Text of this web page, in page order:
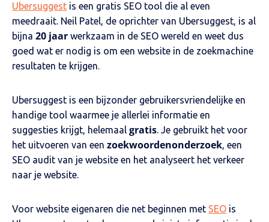
Ubersuggest is een gratis SEO tool die al even
meedraait. Neil Patel, de oprichter van Ubersuggest, is al
bijna 20 jaar werkzaam in de SEO wereld en weet dus
goed wat er nodig is om een website in de zoekmachine
resultaten te krijgen.
Ubersuggest is een bijzonder gebruikersvriendelijke en
handige tool waarmee je allerlei informatie en
suggesties krijgt, helemaal gratis. Je gebruikt het voor
het uitvoeren van een zoekwoordenonderzoek, een
SEO audit van je website en het analyseert het verkeer
naar je website.
Voor website eigenaren die net beginnen met SEO is